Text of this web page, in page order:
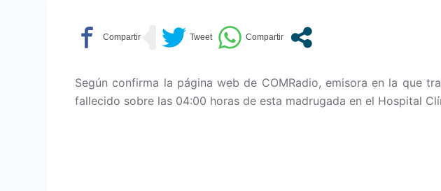
Según confirma la página web de COMRadio, emisora en la que
fallecido sobre las 04:00 horas de esta madrugada en el Hospital